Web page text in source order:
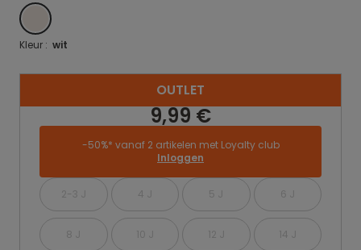
WIT
Kleur : wit
OUTLET
9,99 €
-50%* vanaf 2 artikelen met Loyalty club
Inloggen
2-3 J 4 J 5 J 6 J
8 J 10 J 12 J
14 J